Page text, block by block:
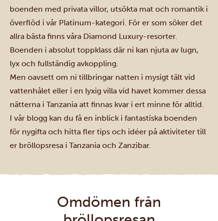
boenden med privata villor, utsökta mat och romantik i
överflöd i vår Platinum-kategori. För er som söker det
allra bästa finns våra Diamond Luxury-resorter.
Boenden i absolut toppklass där ni kan njuta av lugn,
lyx och fullständig avkoppling.
Men oavsett om ni tillbringar natten i mysigt tält vid
vattenhålet eller i en lyxig villa vid havet kommer dessa
nätterna i Tanzania att finnas kvar i ert minne för alltid.
I vår blogg kan du få en inblick i fantastiska boenden
för nygifta och hitta fler tips och idéer på aktiviteter till
er bröllopsresa i Tanzania och Zanzibar.
Omdömen från